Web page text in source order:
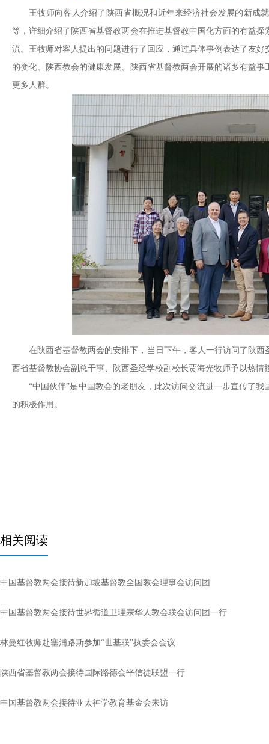
王牧师向客人介绍了陕西省概况和近年来经济社会发展的新成
等，详细介绍了陕西省基督教两会在推进基督教中国化方面的有益
流。王牧师对客人提出的问题进行了回应，通过具体事例表达了友
的变化、陕西教会的健康发展、陕西省基督教两会开展的诸多有益
更多人群。
在陕西省基督教两会的安排下，当日下午，客人一行访问了陕
西省基督教协会副总干事、陕西圣经学校副校长贾海光牧师予以热情
“中国伙伴”是中国教会的老朋友，此次访问交流进一步宣传了
的积极作用。
相关阅读
中国基督教两会接待新加坡基督教全国教会理事会访问团
中国基督教两会接待世界循道卫理宗华人教会联会访问团一行
林曼红牧师赴塞浦路斯参加“世基联”执委会会议
陕西省基督教两会接待国际路德会平信徒联盟一行
中国基督教两会接待亚太神学教育基金会来访